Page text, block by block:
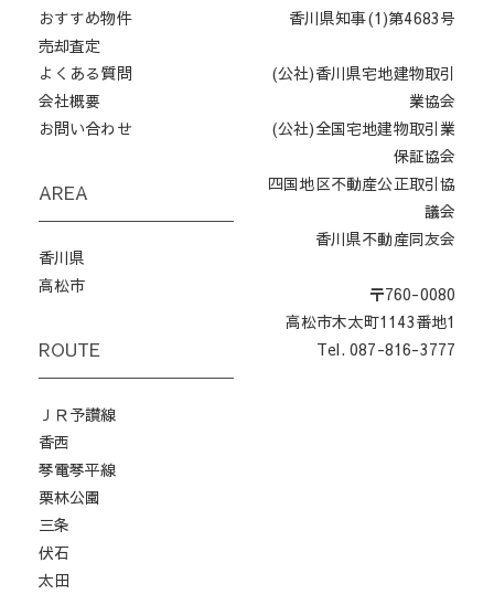
おすすめ物件
売却査定
よくある質問
会社概要
お問い合わせ
AREA
香川県
高松市
ROUTE
ＪＲ予讃線
香西
琴電琴平線
栗林公園
三条
伏石
太田
香川県知事(1)第4683号
(公社)香川県宅地建物取引
業協会
(公社)全国宅地建物取引業
保証協会
四国地区不動産公正取引協
議会
香川県不動産同友会
〒760-0080
高松市木太町1143番地1
Tel. 087-816-3777